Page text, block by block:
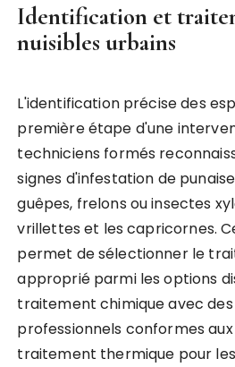
Identification et
nuisibles urbains
L'identification précise des
première étape d'une
techniciens formés
signes d'infestation de
guêpes, frelons ou insectes
vrillettes et les capricornes.
permet de sélectionner le
approprié parmi les options
traitement chimique avec
professionnels conformes
traitement thermique pour